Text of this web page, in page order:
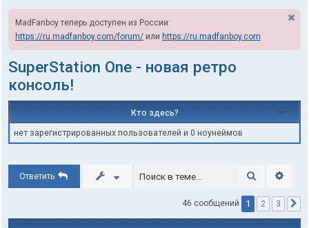
MadFanboy теперь доступен из России:
https://ru.madfanboy.com/forum/ или https://ru.madfanboy.com
SuperStation One - новая ретро
консоль!
Кто здесь?
нет зарегистрированных пользователей и 0 ноунеймов
Ответить Поиск
46 сообщений 1 2 3